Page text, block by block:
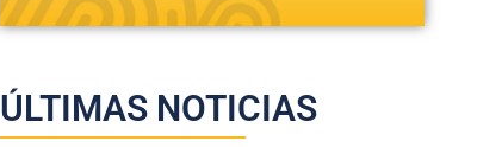
ÚLTIMAS NOTICIAS